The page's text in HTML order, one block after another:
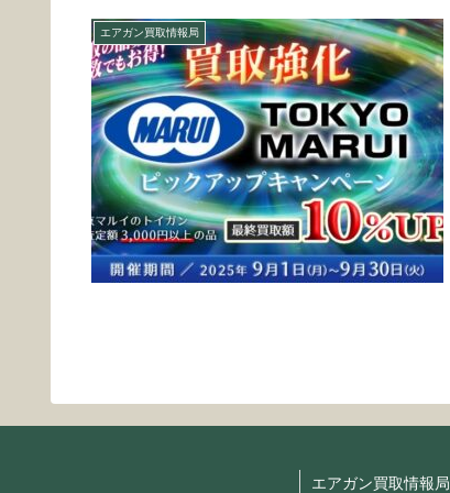
エアガン買取情報局
エアガン買取情報局